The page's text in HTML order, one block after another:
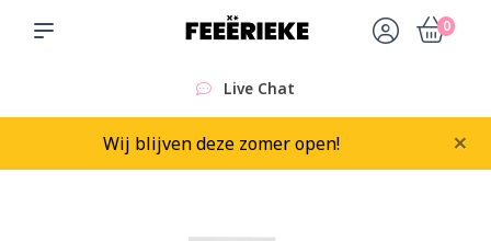
0
Live Chat
Wij blijven deze zomer open! ×